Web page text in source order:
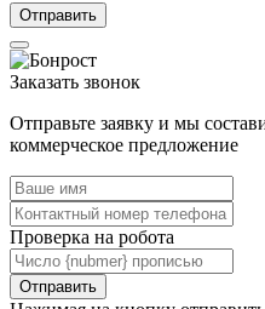
Заказать звонок
Отправьте заявку и мы
коммерческое предложение
Проверка на робота